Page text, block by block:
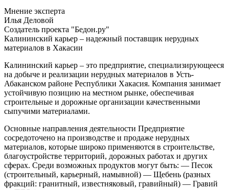
Мнение эксперта
Илья Деловой
Создатель проекта "Бедон.ру"
Калининский карьер – надежный поставщик нерудных
материалов в Хакасии
Калининский карьер – это предприятие, специализирующееся
на добыче и реализации нерудных материалов в Усть-
Абаканском районе Республики Хакасия. Компания занимает
устойчивую позицию на местном рынке, обеспечивая
строительные и дорожные организации качественными
сыпучими материалами.
Основные направления деятельности Предприятие
сосредоточено на производстве и продаже нерудных
материалов, которые широко применяются в строительстве,
благоустройстве территорий, дорожных работах и других
сферах. Среди возможных продуктов могут быть: — Песок
(строительный, карьерный, намывной) — Щебень (разных
фракций: гранитный, известняковый, гравийный) — Гравий